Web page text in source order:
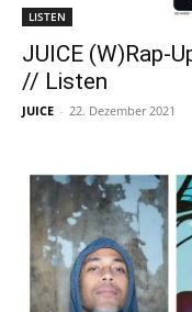
LISTEN
JUICE (W)Rap-
// Listen
JUICE - 22. Dezember 2021